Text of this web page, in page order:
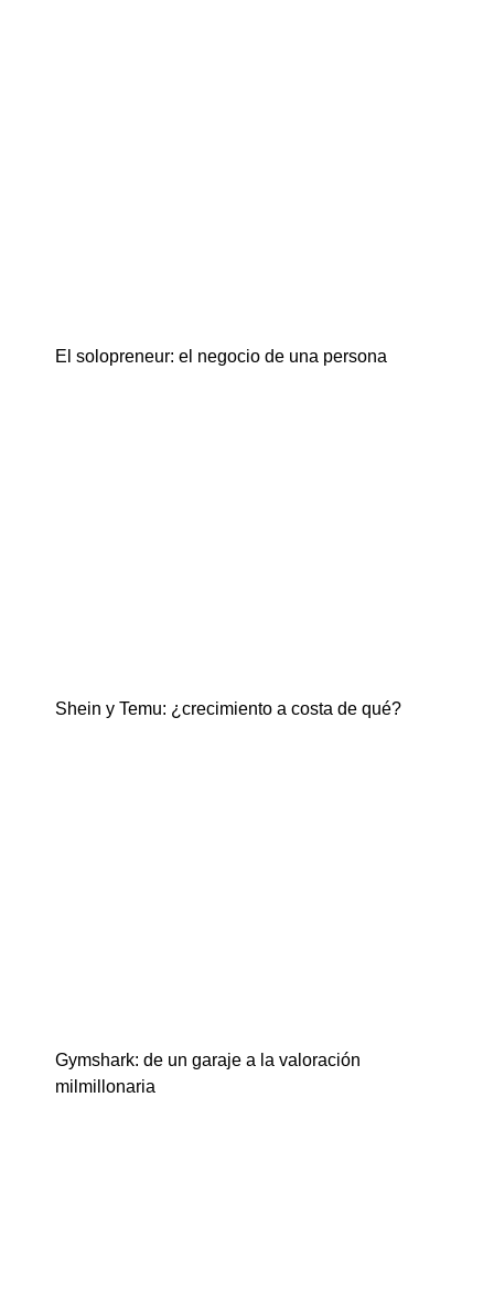
El solopreneur: el negocio de una persona
Shein y Temu: ¿crecimiento a costa de qué?
Gymshark: de un garaje a la valoración
milmillonaria